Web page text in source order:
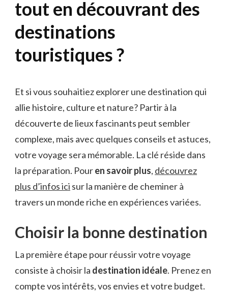
tout en découvrant des
destinations
touristiques ?
Et si vous souhaitiez explorer une destination qui
allie histoire, culture et nature? Partir à la
découverte de lieux fascinants peut sembler
complexe, mais avec quelques conseils et astuces,
votre voyage sera mémorable. La clé réside dans
la préparation. Pouren savoir plus, découvrez
plus d’infos ici sur la manière de cheminer à
travers un monde riche en expériences variées.
Choisir la bonne destination
La première étape pour réussir votre voyage
consiste à choisir la destination idéale. Prenez en
compte vos intérêts, vos envies et votre budget.